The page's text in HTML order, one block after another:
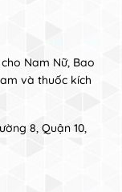
Nam Nữ, Bao
và thuốc kích
8, Quận 10,